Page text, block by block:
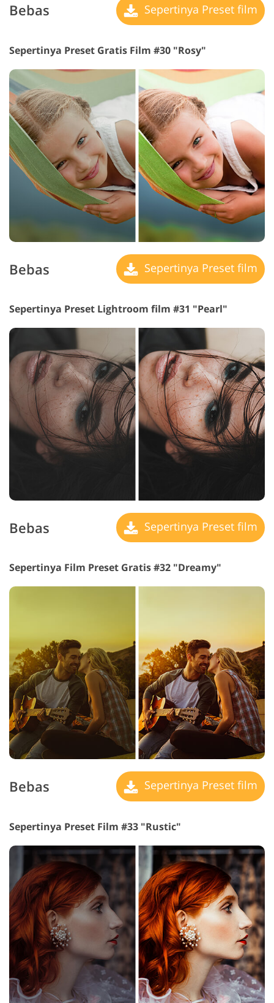
Bebas Sepertinya Preset film
Sepertinya Preset Gratis Film #30 "Rosy"
Bebas Sepertinya Preset film
Sepertinya Preset Lightroom film #31 "Pearl"
Bebas Sepertinya Preset film
Sepertinya Film Preset Gratis #32 "Dreamy"
Bebas Sepertinya Preset film
Sepertinya Preset Film #33 "Rustic"